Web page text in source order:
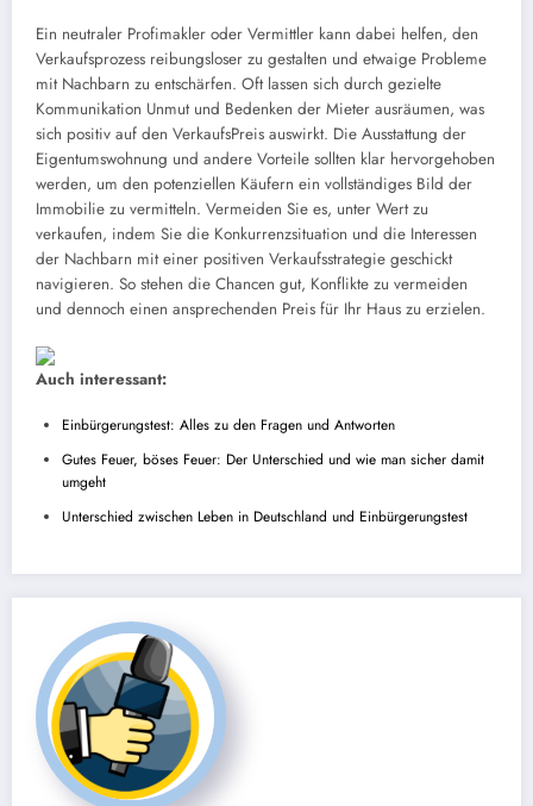
Ein neutraler Profimakler oder Vermittler kann dabei helfen, den
Verkaufsprozess reibungsloser zu gestalten und etwaige Probleme
mit Nachbarn zu entschärfen. Oft lassen sich durch gezielte
Kommunikation Unmut und Bedenken der Mieter ausräumen, was
sich positiv auf den VerkaufsPreis auswirkt. Die Ausstattung der
Eigentumswohnung und andere Vorteile sollten klar hervorgehoben
werden, um den potenziellen Käufern ein vollständiges Bild der
Immobilie zu vermitteln. Vermeiden Sie es, unter Wert zu
verkaufen, indem Sie die Konkurrenzsituation und die Interessen
der Nachbarn mit einer positiven Verkaufsstrategie geschickt
navigieren. So stehen die Chancen gut, Konflikte zu vermeiden
und dennoch einen ansprechenden Preis für Ihr Haus zu erzielen.
Auch interessant:
Einbürgerungstest: Alles zu den Fragen und Antworten
Gutes Feuer, böses Feuer: Der Unterschied und wie man sicher damit
umgeht
Unterschied zwischen Leben in Deutschland und Einbürgerungstest